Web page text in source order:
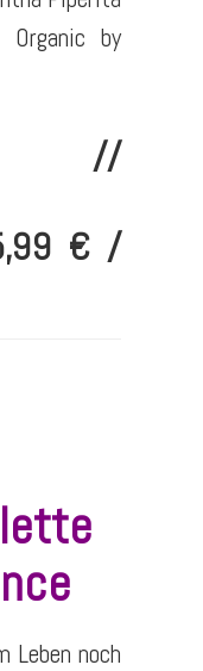
by
//
€ /
Leben noch